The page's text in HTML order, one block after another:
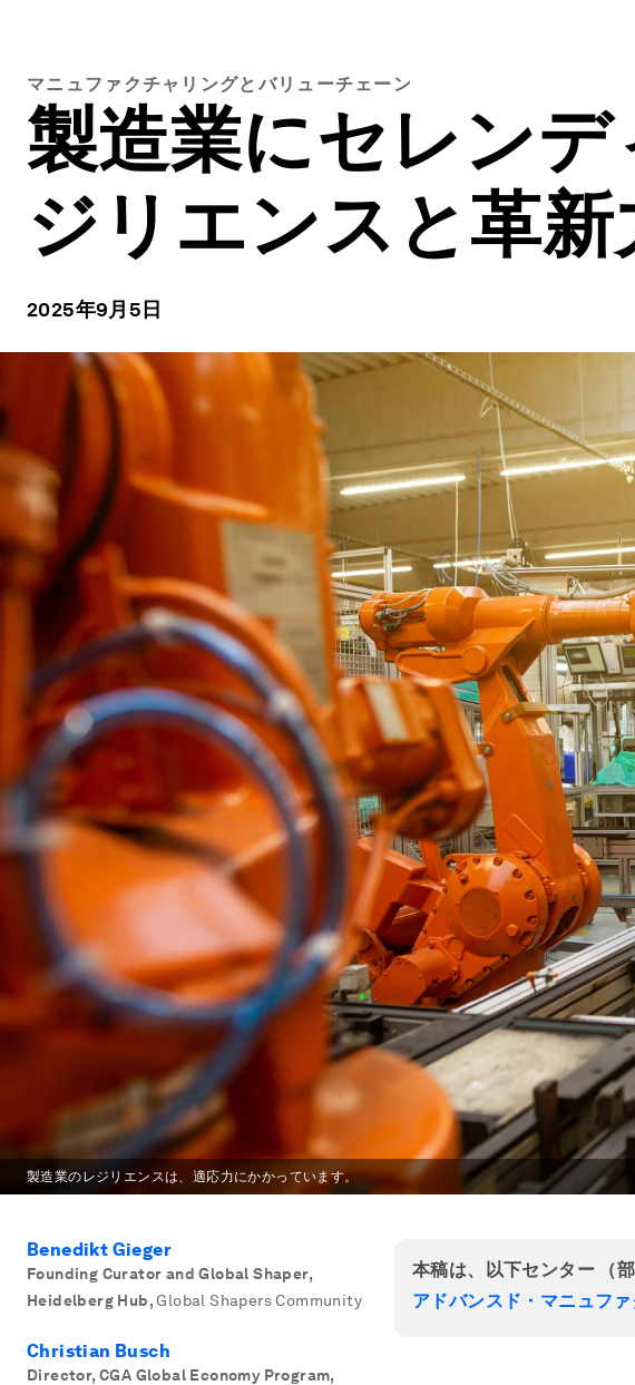
マニュファクチャリングとバリューチェーン
製造業にセレン
ジリエンスと革新
2025年9月5日
製造業のレジリエンスは、適応力にかかっています。
Benedikt Gieger
Founding Curator and Global Shaper,
Heidelberg Hub, Global Shapers Community
Christian Busch
Director, CGA Global Economy Program,
本稿は、以下センター （
アドバンスド・マニュフ